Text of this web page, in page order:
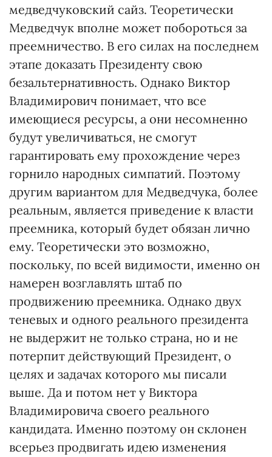
медведчуковский сайз. Теоретически
Медведчук вполне может побороться за
преемничество. В его силах на последнем
этапе доказать Президенту свою
безальтернативность. Однако Виктор
Владимирович понимает, что все
имеющиеся ресурсы, а они несомненно
будут увеличиваться, не смогут
гарантировать ему прохождение через
горнило народных симпатий. Поэтому
другим вариантом для Медведчука, более
реальным, является приведение к власти
преемника, который будет обязан лично
ему. Теоретически это возможно,
поскольку, по всей видимости, именно он
намерен возглавлять штаб по
продвижению преемника. Однако двух
теневых и одного реального президента
не выдержит не только страна, но и не
потерпит действующий Президент, о
целях и задачах которого мы писали
выше. Да и потом нет у Виктора
Владимировича своего реального
кандидата. Именно поэтому он склонен
всерьез продвигать идею изменения